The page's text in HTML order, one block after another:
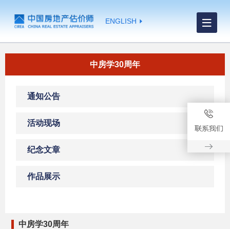
ENGLISH
中房学30周年
通知公告
活动现场
纪念文章
作品展示
中房学30周年